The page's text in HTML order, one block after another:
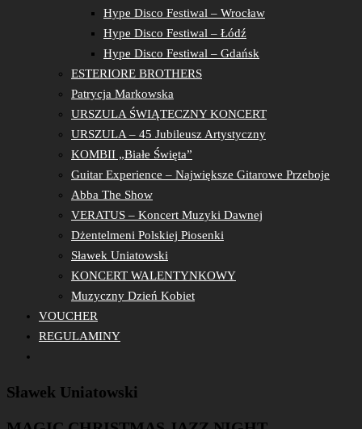
Hype Disco Festiwal – Wrocław
Hype Disco Festiwal – Łódź
Hype Disco Festiwal – Gdańsk
ESTERIORE BROTHERS
Patrycja Markowska
URSZULA ŚWIĄTECZNY KONCERT
URSZULA – 45 Jubileusz Artystyczny
KOMBII „Białe Święta”
Guitar Experience – Największe Gitarowe Przeboje
Abba The Show
VERATUS – Koncert Muzyki Dawnej
Dżentelmeni Polskiej Piosenki
Sławek Uniatowski
KONCERT WALENTYNKOWY
Muzyczny Dzień Kobiet
VOUCHER
REGULAMINY
Sławek Uniatowski